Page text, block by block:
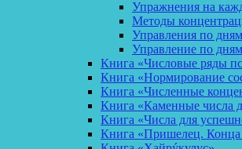
Упражнения на
Методы
Управления по
Управление по
Книга «Числовые ряды
Книга «Нормирование
Книга «Численные
Книга «Каменные числа
Книга «Числа для
Книга «Пришелец. Конца